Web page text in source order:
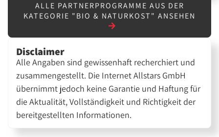
ALLE PARTNERPROGRAMME AUS DER
KATEGORIE "BIO & NATURKOST" ANSEHEN
Disclaimer
Alle Angaben sind gewissenhaft recherchiert und
zusammengestellt. Die Internet Allstars GmbH
übernimmt jedoch keine Garantie und Haftung für
die Aktualität, Vollständigkeit und Richtigkeit der
bereitgestellten Informationen.